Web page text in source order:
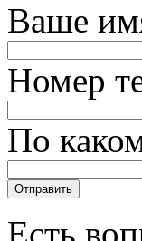
Ваше
Номер
По